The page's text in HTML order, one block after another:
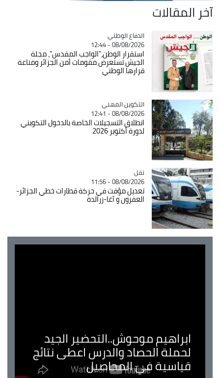
آخر المقالات
Catégorie
الدفاع الوطني
08/08/2026 - 12:44
استقرار الوطن،"الواجب المقدس"، مجلة
الجيش تستعرض مقومات أمن الجزائر ومناعة
قرارها الوطني
Catégorie
التكوين المهني
08/08/2026 - 12:41
انطلاق التسجيلات الخاصة بالدخول التكويني
لدورة أكتوبر 2026
Catégorie
نقل
08/08/2026 - 11:56
تعديل مؤقت في حركة قطارات خطي الجزائر-
العفرون و آغا-زرالدة
ابراهيم موحوش..التحضير الجيد
لحملة الحصاد والدرس اعطى نتائج
قياسية في المحاصيل